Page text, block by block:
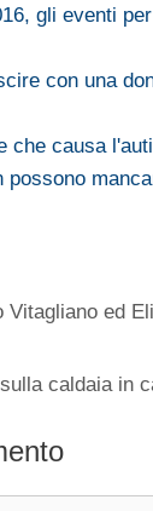
gli eventi
con una
che causa
possono
Vitagliano ed
caldaia in